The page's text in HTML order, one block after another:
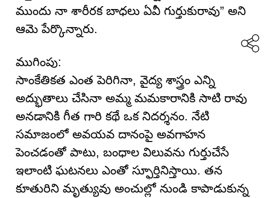
ముందు నా శారీరక బాధలు ఏవీ గుర్తుకురావు” అని
ఆమె పేర్కొన్నారు.
ముగింపు:
సాంకేతికత ఎంత పెరిగినా, వైద్య శాస్త్రం ఎన్ని
అద్భుతాలు చేసినా అమ్మ మమకారానికి సాటి రావు
అనడానికి గీత గారి కథే ఒక నిదర్శనం. నేటి
సమాజంలో అవయవ దానంపై అవగాహన
పెంచడంతో పాటు, బంధాల విలువను గుర్తుచేసే
ఇలాంటి ఘటనలు ఎంతో స్ఫూర్తినిస్తాయి. తన
కూతురిని మృత్యువు అంచుల్లో నుండి కాపాడుకున్న